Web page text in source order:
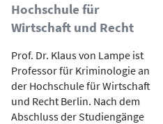
Hochschule für
Wirtschaft und Recht
Prof. Dr. Klaus von Lampe ist
Professor für Kriminologie an
der Hochschule für Wirtschaft
und Recht Berlin. Nach dem
Abschluss der Studiengänge